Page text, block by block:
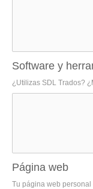
Software y
¿Utilizas SDL Trados?
Página web
Tu página web personal